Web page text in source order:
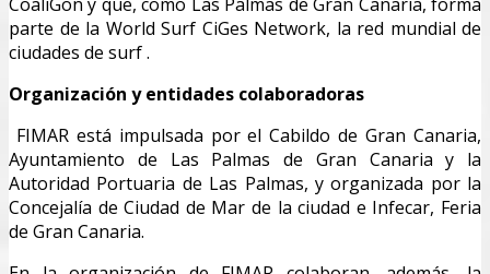
parte de la World Surf CiGes Network, la red mundial de
ciudades de surf .
Organización y entidades colaboradoras
FIMAR está impulsada por el Cabildo de Gran Canaria,
Ayuntamiento de Las Palmas de Gran Canaria y la
Autoridad Portuaria de Las Palmas, y organizada por la
Concejalía de Ciudad de Mar de la ciudad e Infecar, Feria
de Gran Canaria.